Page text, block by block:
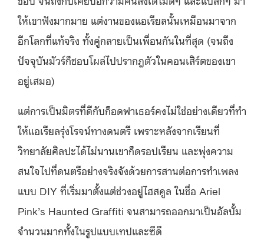
ให้เขาฟังมากมาย แต่งานของแอเรียลนั้นเหมือนมาจาก
อีกโลกที่แท้จริง ทั้งคู่กลายเป็นเพื่อนกันในที่สุด (จนถึง
ปัจจุบันมัวร์ก็ชอบโผล่ไปปรากฎตัวในคอนเสิร์ตของเขา
อยู่เสมอ)
แต่การเป็นมิตรที่ดีกับก็อดฟาเธอร์คงไม่ใช่อย่างเดียวที่ทำ
ให้แอเรียลรุ่งโรจน์ทางดนตรี เพราะหลังจากเรียนที่
วิทยาลัยศิลปะได้ไม่นานเขาก็ดรอปเรียน และพุ่งความ
สนใจไปที่ดนตรีอย่างจริงจังด้วยการสานต่อการทำเพลง
แบบ DIY ที่เริ่มมาตั้งแต่ช่วงอยู่ไฮสคูล ในชื่อ Ariel
Pink’s Haunted Graffiti จนสามารถออกมาเป็นอัลบั้ม
จำนวนมากทั้งในรูปแบบเทปและซีดี